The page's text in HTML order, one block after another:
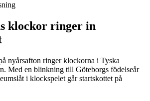
klockor ringer in
nyårsafton ringer klockorna i Tyska
Med en blinkning till Göteborgs födelseår
i klockspelet går startskottet på